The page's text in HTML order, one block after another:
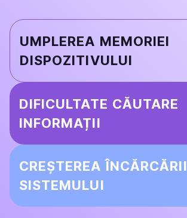
UMPLEREA MEMORIEI
DISPOZITIVULUI
DIFICULTATE CĂUTARE
INFORMAȚII
CREȘTEREA ÎNCĂRCĂRII
SISTEMULUI